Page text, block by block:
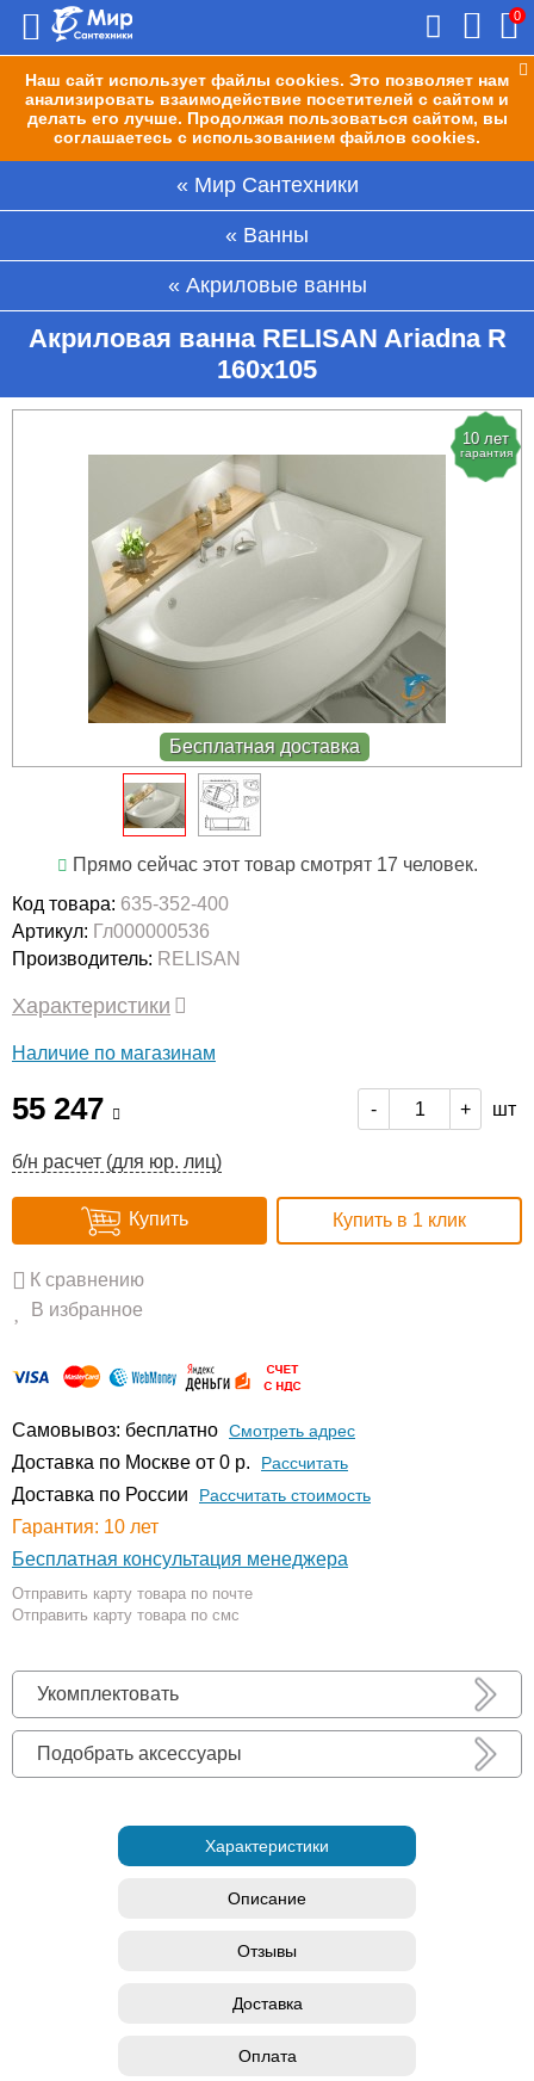
Наш сайт использует файлы cookies. Это позволяет нам
анализировать взаимодействие посетителей с сайтом и
делать его лучше. Продолжая пользоваться сайтом, вы
соглашаетесь с использованием файлов cookies.
0
Мир Сантехники
Ванны
Акриловые ванны
Акриловая ванна RELISAN Ariadna R
160x105
10 лет
гарантия
Бесплатная доставка
Прямо сейчас этот товар смотрят 17 человек.
Код товара: 635-352-400
Артикул: Гл000000536
Производитель: RELISAN
Характеристики
Наличие по магазинам
55 247 - + шт
б/н расчет (для юр. лиц)
Купить Купить в 1 клик
К сравнению
В избранное
Самовывоз: бесплатно Смотреть адрес
Доставка по Москве от 0 р. Расcчитать
Доставка по России Рассчитать стоимость
Гарантия: 10 лет
Бесплатная консультация менеджера
Отправить карту товара по почте
Отправить карту товара по смс
Укомплектовать
Подобрать аксессуары
Характеристики
Описание
Отзывы
Доставка
Оплата